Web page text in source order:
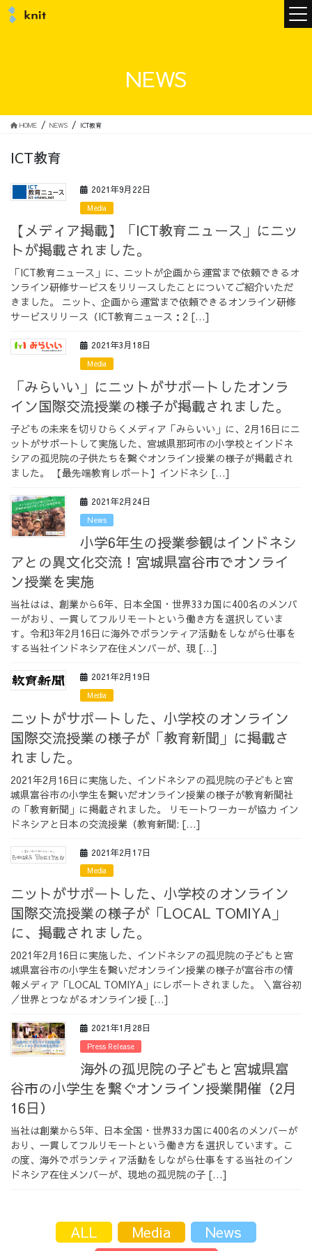
メンバー
サービス
採用情報トップ チームインタビュー01
お問い合わせ
NEWS
HOME NEWS ICT教育
ICT教育
2021年9月22日
Media
【メディア掲載】「ICT教育ニュース」にニッ
トが掲載されました。
「ICT教育ニュース」に、ニットが企画から運営まで依頼できるオ
ンライン研修サービスをリリースしたことについてご紹介いただ
きました。 ニット、企画から運営まで依頼できるオンライン研修
サービスリリース（ICT教育ニュース：2 […]
2021年3月18日
Media
「みらいい」にニットがサポートしたオンラ
イン国際交流授業の様子が掲載されました。
子どもの未来を切りひらくメディア「みらいい」に、2月16日にニ
ットがサポートして実施した、宮城県那珂市の小学校とインドネ
シアの孤児院の子供たちを繋ぐオンライン授業の様子が掲載され
ました。 【最先端教育レポート】インドネシ […]
2021年2月24日
News
小学6年生の授業参観はインドネシ
アとの異文化交流！宮城県富谷市でオンライ
ン授業を実施
当社はは、創業から6年、日本全国・世界33カ国に400名のメンバ
ーがおり、一貫してフルリモートという働き方を選択していま
す。令和3年2月16日に海外でボランティア活動をしながら仕事を
する当社インドネシア在住メンバーが、現 […]
2021年2月19日
Media
ニットがサポートした、小学校のオンライン
国際交流授業の様子が「教育新聞」に掲載さ
れました。
2021年2月16日に実施した、インドネシアの孤児院の子どもと宮
城県富谷市の小学生を繋いだオンライン授業の様子が教育新聞社
の「教育新聞」に掲載されました。 リモートワーカーが協力 イン
ドネシアと日本の交流授業（教育新聞: […]
2021年2月17日
Media
ニットがサポートした、小学校のオンライン
国際交流授業の様子が「LOCAL TOMIYA」
に、掲載されました。
2021年2月16日に実施した、インドネシアの孤児院の子どもと宮
城県富谷市の小学生を繋いだオンライン授業の様子が富谷市の情
報メディア「LOCAL TOMIYA」にレポートされました。 ＼富谷初
／世界とつながるオンライン授 […]
2021年1月28日
Press Release
海外の孤児院の子どもと宮城県富
谷市の小学生を繋ぐオンライン授業開催（2月
16日）
当社は創業から5年、日本全国・世界33カ国に400名のメンバーが
おり、一貫してフルリモートという働き方を選択しています。こ
の度、海外でボランティア活動をしながら仕事をする当社のイン
ドネシア在住メンバーが、現地の孤児院の子 […]
ALL Media
News